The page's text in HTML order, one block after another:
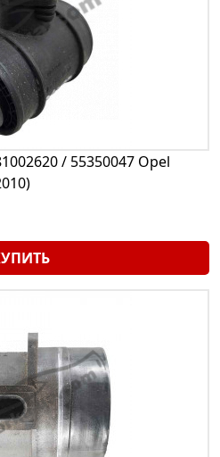
/ 55350047 Opel